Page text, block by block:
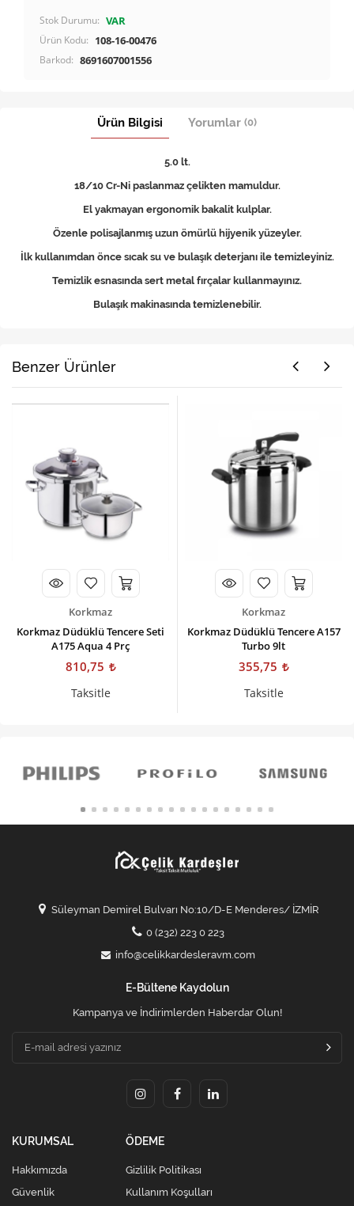
Stok Durumu: VAR
Ürün Kodu: 108-16-00476
Barkod: 8691607001556
Ürün Bilgisi Yorumlar (0)
5.0 lt.
18/10 Cr-Ni paslanmaz çelikten mamuldur.
El yakmayan ergonomik bakalit kulplar.
Özenle polisajlanmış uzun ömürlü hijyenik yüzeyler.
İlk kullanımdan önce sıcak su ve bulaşık deterjanı ile temizleyiniz.
Temizlik esnasında sert metal fırçalar kullanmayınız.
Bulaşık makinasında temizlenebilir.
Benzer Ürünler
Korkmaz
Korkmaz Düdüklü Tencere Seti
A175 Aqua 4 Prç
810,75
Taksitle
Korkmaz
Korkmaz Düdüklü Tencere A157
Turbo 9lt
355,75
Taksitle
Süleyman Demirel Bulvarı No:10/D-E Menderes/ İZMİR
0 (232) 223 0 223
info@celikkardesleravm.com
E-Bültene Kaydolun
Kampanya ve İndirimlerden Haberdar Olun!
KURUMSAL
Hakkımızda
Güvenlik
ÖDEME
Gizlilik Politikası
Kullanım Koşulları